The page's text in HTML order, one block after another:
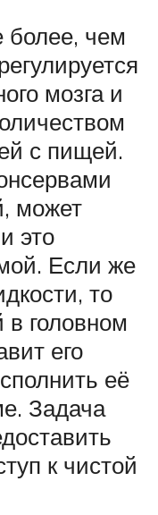
более, чем
мозга и
с пищей.
может
это
Если же
то
головном
его
её
Задача
к чистой